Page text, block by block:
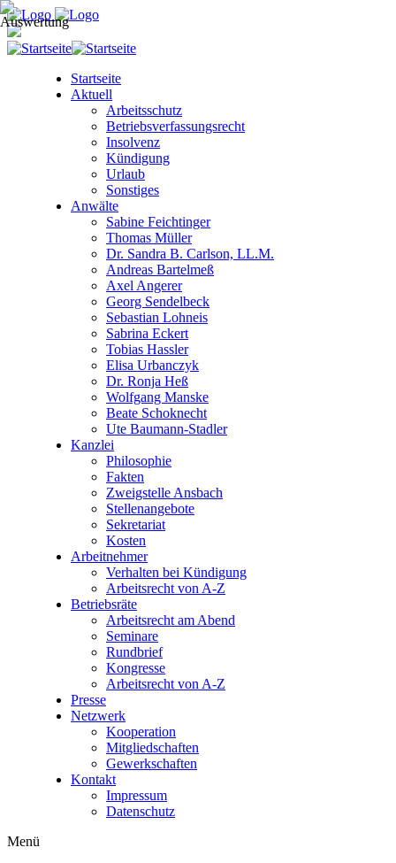
Startseite
Aktuell
Arbeitsschutz
Betriebsverfassungsrecht
Insolvenz
Kündigung
Urlaub
Sonstiges
Anwälte
Sabine Feichtinger
Thomas Müller
Dr. Sandra B. Carlson, LL.M.
Andreas Bartelmeß
Axel Angerer
Georg Sendelbeck
Sebastian Lohneis
Sabrina Eckert
Tobias Hassler
Elisa Urbanczyk
Dr. Ronja Heß
Wolfgang Manske
Beate Schoknecht
Ute Baumann-Stadler
Kanzlei
Philosophie
Fakten
Zweigstelle Ansbach
Stellenangebote
Sekretariat
Kosten
Arbeitnehmer
Verhalten bei Kündigung
Arbeitsrecht von A-Z
Betriebsräte
Arbeitsrecht am Abend
Seminare
Rundbrief
Kongresse
Arbeitsrecht von A-Z
Presse
Netzwerk
Kooperation
Mitgliedschaften
Gewerkschaften
Kontakt
Impressum
Datenschutz
Menü